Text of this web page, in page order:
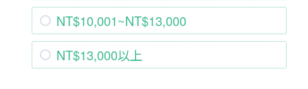
NT$10,001~NT$13,000
NT$13,000以上